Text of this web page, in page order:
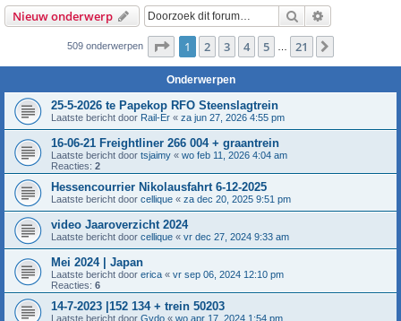
Nieuw onderwerp Zoek
509 onderwerpen Pagina van 21
1 2 3 4 5 21
Onderwerpen
25-5-2026 te Papekop RFO Steenslagtrein
Laatste bericht door Rail-Er « za jun 27, 2026 4:55 pm
16-06-21 Freightliner 266 004 + graantrein
Laatste bericht door tsjaimy « wo feb 11, 2026 4:04 am
Reacties: 2
Hessencourrier Nikolausfahrt 6-12-2025
Laatste bericht door cellique « za dec 20, 2025 9:51 pm
video Jaaroverzicht 2024
Laatste bericht door cellique « vr dec 27, 2024 9:33 am
Mei 2024 | Japan
Laatste bericht door erica « vr sep 06, 2024 12:10 pm
Reacties: 6
14-7-2023 |152 134 + trein 50203
Laatste bericht door Gydo « wo apr 17, 2024 1:54 pm